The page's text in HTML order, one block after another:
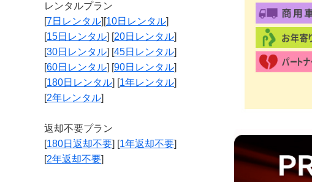
レンタルプラン
[7日レンタル][10日レンタル]
[15日レンタル] [20日レンタル]
[30日レンタル] [45日レンタル]
[60日レンタル] [90日レンタル]
[180日レンタル] [1年レンタル]
[2年レンタル]
返却不要プラン
[180日返却不要] [1年返却不要]
[2年返却不要]